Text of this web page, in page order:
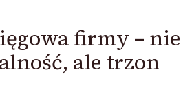
firmy – nie
ale trzon